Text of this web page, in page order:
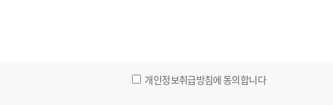
개인정보취급방침에 동의합니다